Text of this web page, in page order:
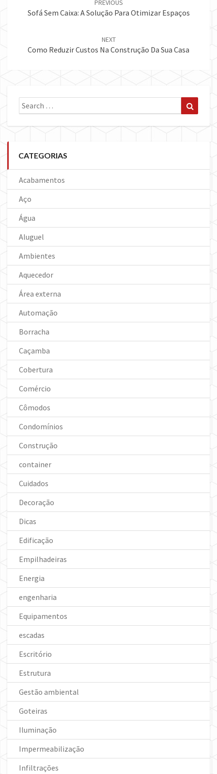
PREVIOUS
Sofá Sem Caixa: A Solução Para Otimizar Espaços
NEXT
Como Reduzir Custos Na Construção Da Sua Casa
Search
for:
CATEGORIAS
Acabamentos
Aço
Água
Aluguel
Ambientes
Aquecedor
Área externa
Automação
Borracha
Caçamba
Cobertura
Comércio
Cômodos
Condomínios
Construção
container
Cuidados
Decoração
Dicas
Edificação
Empilhadeiras
Energia
engenharia
Equipamentos
escadas
Escritório
Estrutura
Gestão ambiental
Goteiras
Iluminação
Impermeabilização
Infiltrações